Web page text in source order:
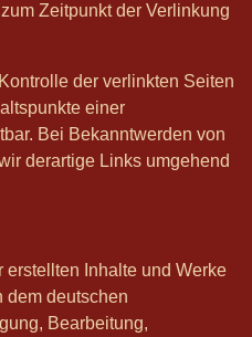
Zeitpunkt der Verlinkung
der verlinkten Seiten
einer
Bei Bekanntwerden von
derartige Links umgehend
Inhalte und Werke
dem deutschen
Bearbeitung,